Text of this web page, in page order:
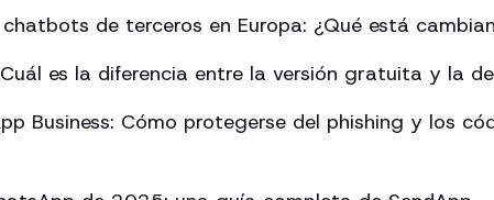
de terceros en Europa: ¿Qué está
es la diferencia entre la versión gratuita y la
Business: Cómo protegerse del phishing y los